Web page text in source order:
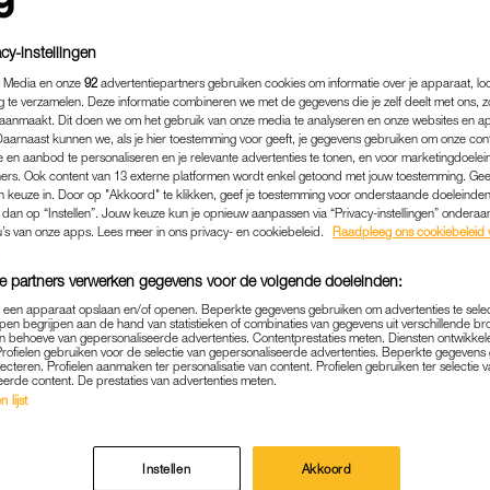
STEL NU JE
(ÉN KRIJG
ADVERTORIAL|BOL.COM
is op komst. Nee, ook het nieuwe seizoen van ‘Wat
inbox van chef mode vanbol.comLonneke
van de modevragen. Is die van jou nog niet
instellingen
en onze 92 advertentiepartners gebruiken cookies om informatie over je apparaat,
te verzamelen. Deze informatie combineren we met de gegevens die je zelf deelt met ons,
Dit doen we om het gebruik van onze media te analyseren en onze websites en
kunnen we, als je hier toestemming voor geeft, je gegevens gebruiken om onze
en aanbod te personaliseren en je relevante advertenties te tonen, en voor
Ook content van 13 externe platformen wordt enkel getoond met jouw toestemming.
keuze in. Door op "Akkoord" te klikken, geef je toestemming voor onderstaande
op “Instellen”. Jouw keuze kun je opnieuw aanpassen via “Privacy-instellingen”
van onze apps. Lees meer in ons privacy- en cookiebeleid.
Raadpleeg ons cookiebeleid
partners verwerken gegevens voor de volgende doeleinden:
apparaat opslaan en/of openen. Beperkte gegevens gebruiken om advertenties te
begrijpen aan de hand van statistieken of combinaties van gegevens uit verschillende
behoeve van gepersonaliseerde advertenties. Contentprestaties meten. Diensten
gebruiken voor de selectie van gepersonaliseerde advertenties. Beperkte
Profielen aanmaken ter personalisatie van content. Profielen gebruiken ter selectie
content. De prestaties van advertenties meten.
lijst
Instellen Akkoord